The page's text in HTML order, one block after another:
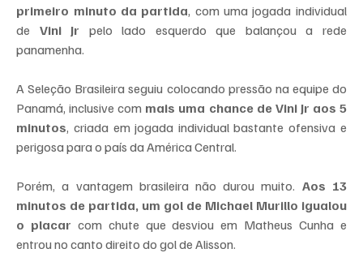
primeiro minuto da partida, com uma jogada individual
de Vini Jr pelo lado esquerdo que balançou a rede
panamenha.
A Seleção Brasileira seguiu colocando pressão na equipe do
Panamá, inclusive com mais uma chance de Vini Jr aos 5
minutos, criada em jogada individual bastante ofensiva e
perigosa para o país da América Central.
Porém, a vantagem brasileira não durou muito. Aos 13
minutos de partida, um gol de Michael Murillo igualou
o placar com chute que desviou em Matheus Cunha e
entrou no canto direito do gol de Alisson.